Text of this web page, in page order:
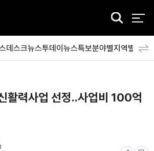
검
데스크뉴스투데이뉴스특보분야별지역별 뉴스
활력사업 선정..사업비 100억